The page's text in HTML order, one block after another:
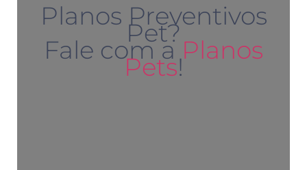
Planos Preventivos
Pet?
Fale com a Planos
Pets!